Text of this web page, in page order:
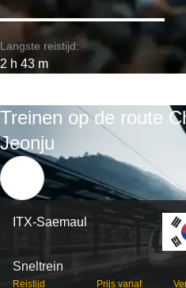
Langste reistijd:
2 h 43 m
Treinen op de route
Jeonju
ITX-Saemaul
Sneltrein
Reistijd Prijs vanaf